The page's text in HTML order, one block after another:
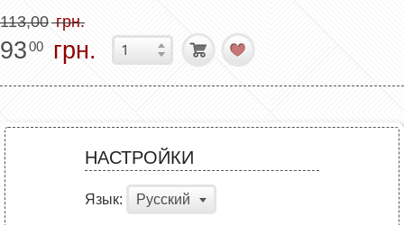
113,00грн.
9300 грн.
НАСТРОЙКИ
Язык: Русский